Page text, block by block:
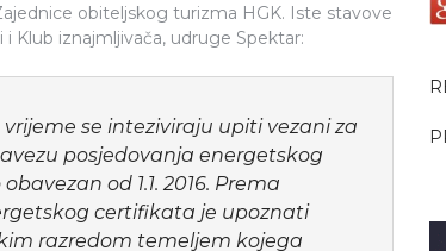
obiteljskog turizma HGK. Iste stavove
i Klub iznajmljivača, udruge Spektar:
vrijeme se inteziviraju upiti vezani za
posjedovanja energetskog
od 1.1. 2016. Prema
certifikata je upoznati
razredom temeljem kojega